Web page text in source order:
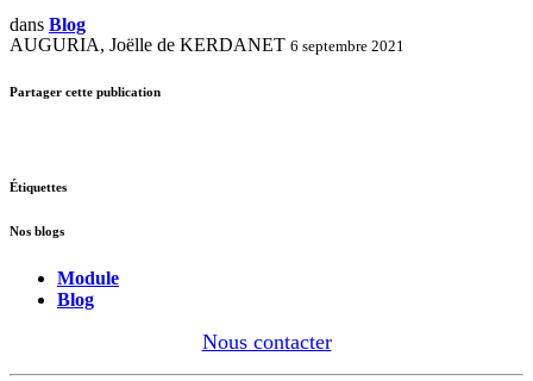
dans Blog
AUGURIA, Joëlle de KERDANET 6 septembre 2021
Partager cette publication
Étiquettes
Nos blogs
Module
Blog
Nous contacter